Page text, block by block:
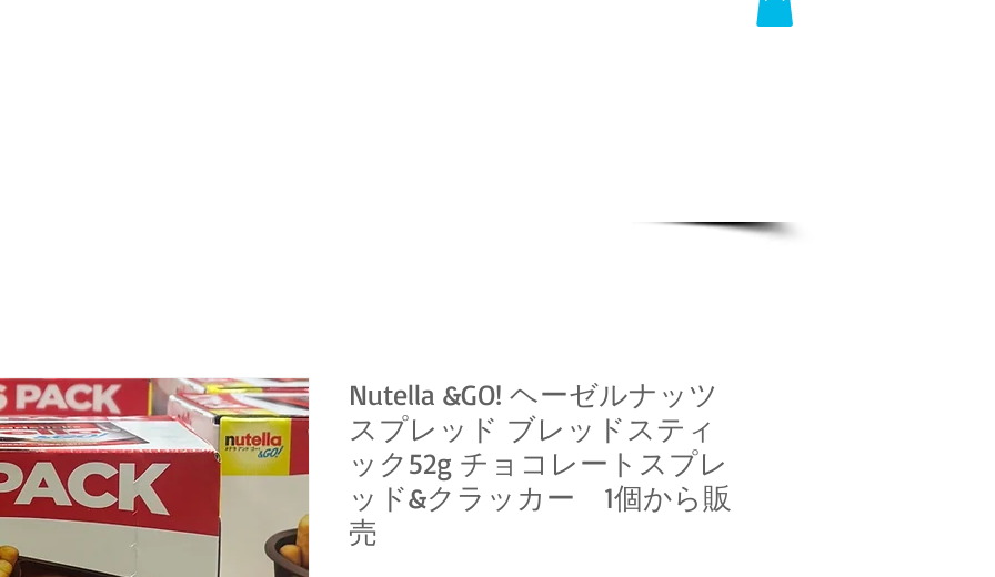
Nutella &GO! ヘーゼルナッツ
スプレッド ブレッドスティ
ック52g チョコレートスプレ
ッド&クラッカー 1個から販
売